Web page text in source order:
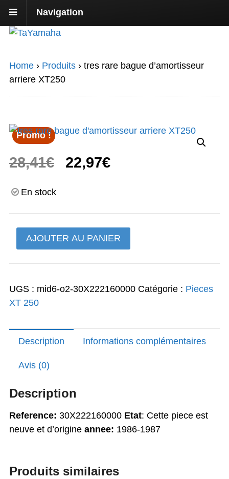
Navigation
Home › Produits › tres rare bague d’amortisseur
arriere XT250
Promo !
28,41€
Le
était :
28,41€.
22,97€Le
est :
22,97€.
En stock
quantité
de
tres
bague
d'amortisseur
XT250
AJOUTER AU PANIER
UGS : mid6-o2-30X222160000 Catégorie : Pieces
XT 250
Description Informations complémentaires
Avis (0)
Description
Reference: 30X222160000 Etat: Cette piece est
neuve et d’origine annee: 1986-1987
Produits similaires